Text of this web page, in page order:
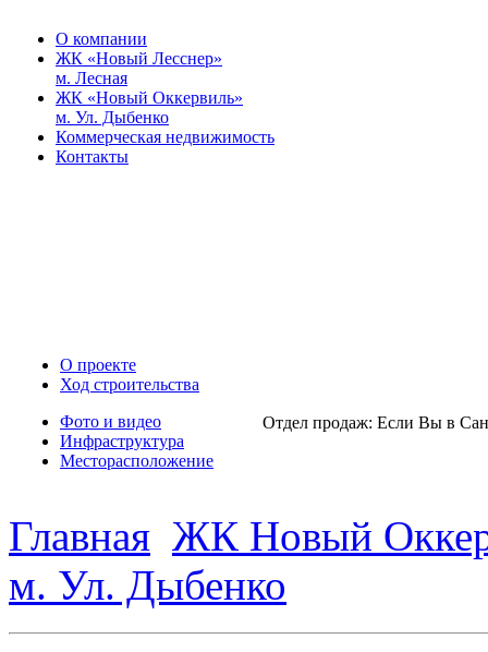
О компании
ЖК «Новый Лесснер»
м. Лесная
ЖК «Новый Оккервиль»
м. Ул. Дыбенко
Коммерческая недвижимость
Контакты
О проекте
Ход строительства
Фото и видео
Инфраструктура
Месторасположение
Отдел продаж: Если Вы в
Главная ЖК Новый
м. Ул. Дыбенко